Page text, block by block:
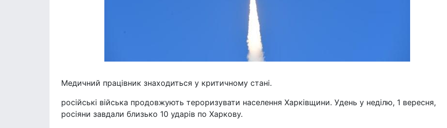
Медичний працівник знаходиться у критичному стані.
російські війська продовжують тероризувати населення Харківщини. Удень у неділю, 1 вересня,
росіяни завдали близько 10 ударів по Харкову.